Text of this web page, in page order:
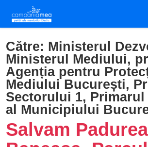
main
content
Către: Ministerul
Ministerul Mediului,
Agenția pentru
Mediului București,
Sectorului 1, Primarul
al Municipiului
Salvam Padurea